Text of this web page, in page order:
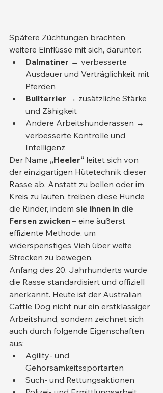
Spätere Züchtungen brachten
weitere Einflüsse mit sich, darunter:
Dalmatiner → verbesserte
Ausdauer und Verträglichkeit mit
Pferden
Bullterrier → zusätzliche Stärke
und Zähigkeit
Andere Arbeitshunderassen →
verbesserte Kontrolle und
Intelligenz
Der Name „Heeler“ leitet sich von
der einzigartigen Hütetechnik dieser
Rasse ab. Anstatt zu bellen oder im
Kreis zu laufen, treiben diese Hunde
die Rinder, indem sie ihnen in die
Fersen zwicken – eine äußerst
effiziente Methode, um
widerspenstiges Vieh über weite
Strecken zu bewegen.
Anfang des 20. Jahrhunderts wurde
die Rasse standardisiert und offiziell
anerkannt. Heute ist der Australian
Cattle Dog nicht nur ein erstklassiger
Arbeitshund, sondern zeichnet sich
auch durch folgende Eigenschaften
aus:
Agility- und
Gehorsamkeitssportarten
Such- und Rettungsaktionen